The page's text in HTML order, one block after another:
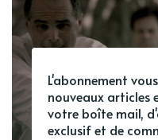
L'abonnement
nouveaux articles
votre boîte mail,
exclusif et de